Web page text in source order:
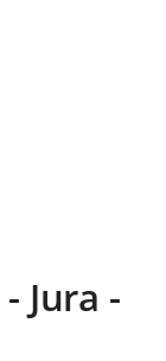
Jura -